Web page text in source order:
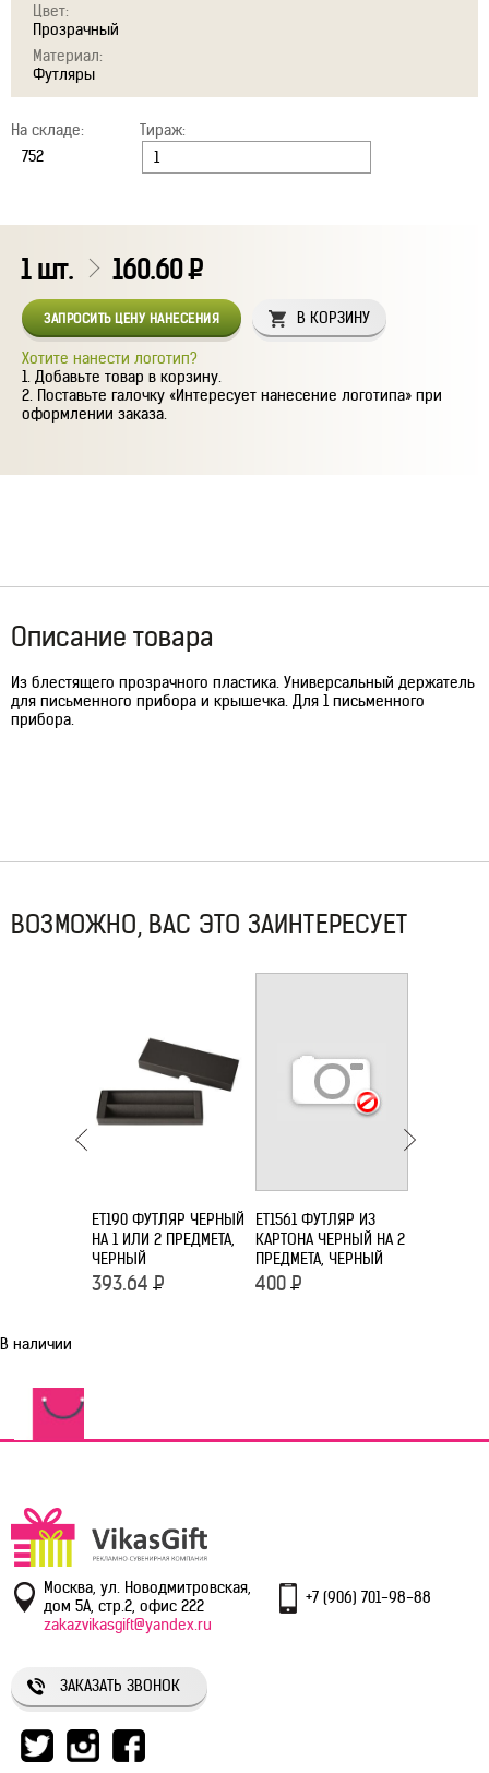
Цвет:
Прозрачный
Материал:
Футляры
На складе: Тираж:
1шт. 160.60Р
ЗАПРОСИТЬ ЦЕНУ НАНЕСЕНИЯ В КОРЗИНУ
Хотите нанести логотип?
Добавьте товар в корзину.
Поставьте галочку «Интересует нанесение логотипа» при
оформлении заказа.
Описание товара
Из блестящего прозрачного пластика. Универсальный держатель
для письменного прибора и крышечка. Для 1 письменного
прибора.
ВОЗМОЖНО, ВАС ЭТО ЗАИНТЕРЕСУЕТ
ET190 ФУТЛЯР ЧЕРНЫЙ
НА 1 ИЛИ 2 ПРЕДМЕТА,
ЧЕРНЫЙ
393.64 Р
ET1561 ФУТЛЯР ИЗ
КАРТОНА ЧЕРНЫЙ НА 2
ПРЕДМЕТА, ЧЕРНЫЙ
400 Р
В наличии
Москва, ул. Новодмитровская,
дом 5А, стр.2, офис 222
+7 (906) 701-98-88
zakazvikasgift@yandex.ru
ЗАКАЗАТЬ ЗВОНОК